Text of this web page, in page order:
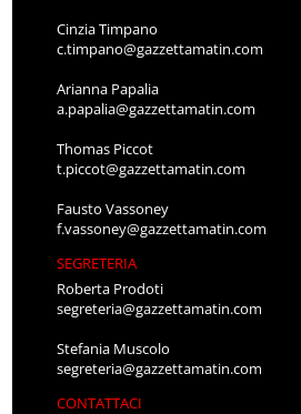
Cinzia Timpano
c.timpano@gazzettamatin.com
Arianna Papalia
a.papalia@gazzettamatin.com
Thomas Piccot
t.piccot@gazzettamatin.com
Fausto Vassoney
f.vassoney@gazzettamatin.com
SEGRETERIA
Roberta Prodoti
segreteria@gazzettamatin.com
Stefania Muscolo
segreteria@gazzettamatin.com
CONTATTACI